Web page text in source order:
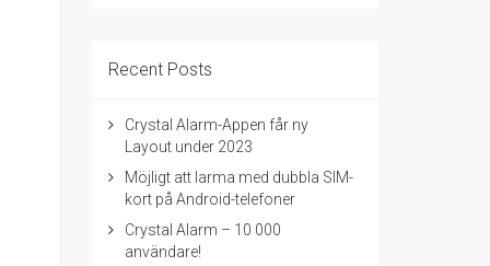
Recent Posts
Crystal Alarm-Appen får ny
Layout under 2023
Möjligt att larma med dubbla SIM-
kort på Android-telefoner
Crystal Alarm – 10 000
användare!